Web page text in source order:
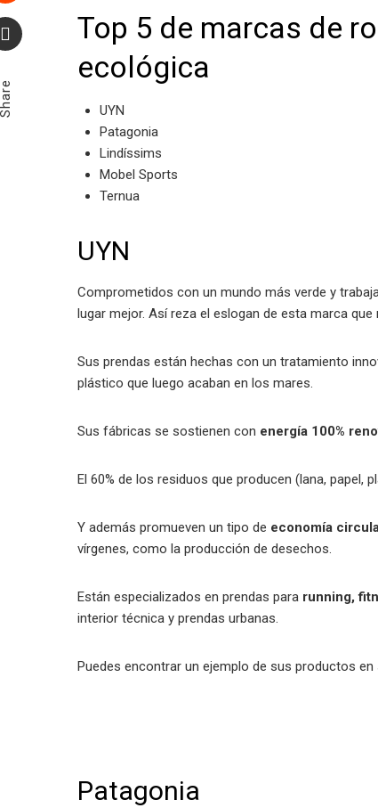
StumbleuponTop 5 de marcas de
ecológica
UYN
Patagonia
Lindíssims
Mobel Sports
Ternua
UYN
Comprometidos con un mundo más verde y
lugar mejor. Así reza el eslogan de esta marca
Sus prendas están hechas con un tratamiento
plástico que luego acaban en los mares.
Sus fábricas se sostienen con energía 100%
El 60% de los residuos que producen (lana, papel,
Y además promueven un tipo de economía
vírgenes, como la producción de desechos.
Están especializados en prendas para running,
interior técnica y prendas urbanas.
Puedes encontrar un ejemplo de sus productos
Patagonia